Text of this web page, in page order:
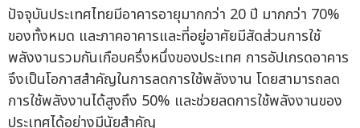
ปัจจุบันประเทศไทยมีอาคารอายุมากกว่า 20 ปี มากกว่า 70%
ของทั้งหมด และภาคอาคารและที่อยู่อาศัยมีสัดส่วนการใช้
พลังงานรวมกันเกือบครึ่งหนึ่งของประเทศ การอัปเกรดอาคาร
จึงเป็นโอกาสสำคัญในการลดการใช้พลังงาน โดยสามารถลด
การใช้พลังงานได้สูงถึง 50% และช่วยลดการใช้พลังงานของ
ประเทศได้อย่างมีนัยสำคัญ